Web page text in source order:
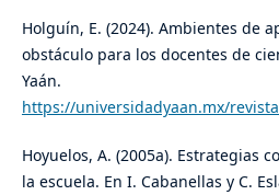
Holguín, E. (2024). Ambientes de
obstáculo para los docentes de
Yaán.
https://universidadyaan.mx/
Hoyuelos, A. (2005a). Estrategias
la escuela. En I. Cabanellas y C.